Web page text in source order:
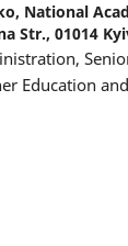
National
Str., 01014
Education